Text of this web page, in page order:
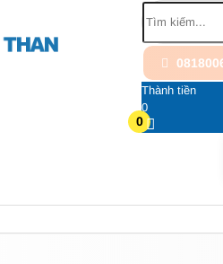
Thành tiền
0
0